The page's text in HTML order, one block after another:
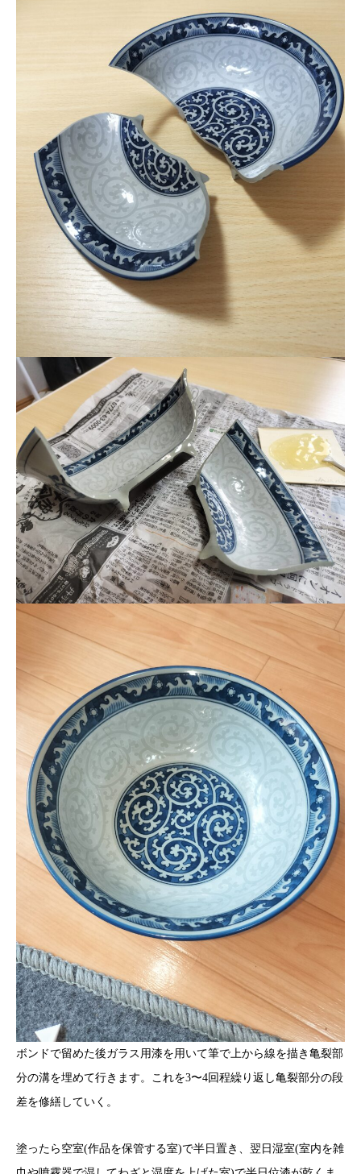
ボンドで留めた後ガラス用漆を用いて筆で上から線を描き亀裂部
分の溝を埋めて行きます。これを3〜4回程繰り返し亀裂部分の段
差を修繕していく。
塗ったら空室(作品を保管する室)で半日置き、翌日湿室(室内を雑